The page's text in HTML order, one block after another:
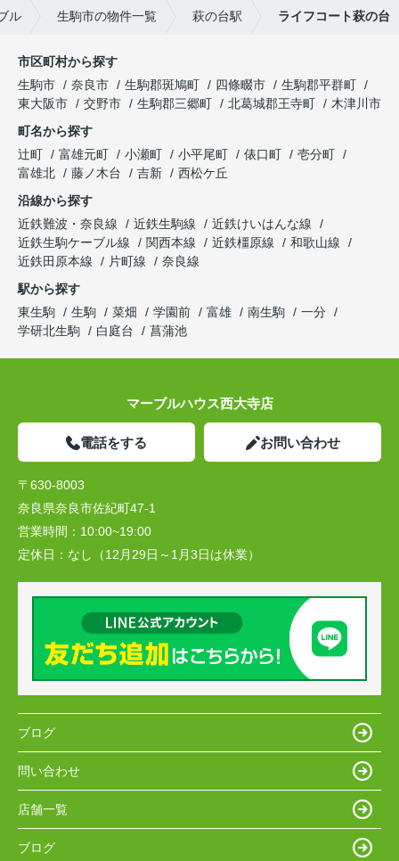
ル 生駒市の物件一覧 萩の台駅 ライフコート萩の台
市区町村から探す
生駒市
奈良市 生駒郡斑鳩町 四條畷市
生駒郡平群町
東大阪市
交野市 生駒郡三郷町 北葛城郡王寺町
木津川市
町名から探す
辻町
富雄元町 小瀬町 小平尾町 俵口町
壱分町
富雄北
藤ノ木台 吉新
西松ケ丘
沿線から探す
近鉄難波・奈良線
近鉄生駒線
近鉄けいはんな線
近鉄生駒ケーブル線
関西本線 近鉄橿原線
和歌山線
近鉄田原本線
片町線
奈良線
駅から探す
東生駒
生駒 菜畑 学園前 富雄 南生駒
一分
学研北生駒
白庭台 菖蒲池
マーブルハウス西大寺店
電話をする お問い合わせ
〒630-8003
奈良県奈良市佐紀町47-1
営業時間： 10:00~19:00
定休日： なし（12月29日～1月3日は休業）
ブログ
問い合わせ
店舗一覧
ブログ